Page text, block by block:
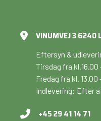
VINUMVEJ 3 6240
Eftersyn &
Tirsdag fra kl.16.00
Fredag fra kl. 13.00
Indlevering: Efter
+45 29 41 14 71